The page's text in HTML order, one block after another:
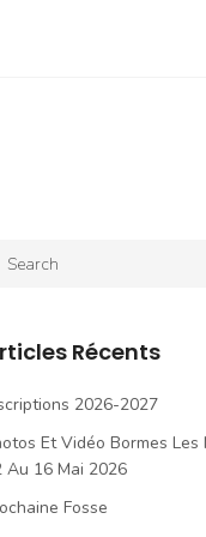
Récents
2026-2027
Et Vidéo Bormes Les
Au 16 Mai 2026
Fosse